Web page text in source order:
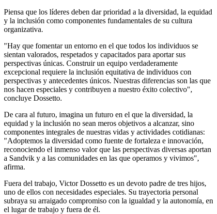
Piensa que los líderes deben dar prioridad a la diversidad, la equidad
y la inclusión como componentes fundamentales de su cultura
organizativa.
"Hay que fomentar un entorno en el que todos los individuos se
sientan valorados, respetados y capacitados para aportar sus
perspectivas únicas. Construir un equipo verdaderamente
excepcional requiere la inclusión equitativa de individuos con
perspectivas y antecedentes únicos. Nuestras diferencias son las que
nos hacen especiales y contribuyen a nuestro éxito colectivo",
concluye Dossetto.
De cara al futuro, imagina un futuro en el que la diversidad, la
equidad y la inclusión no sean meros objetivos a alcanzar, sino
componentes integrales de nuestras vidas y actividades cotidianas:
"Adoptemos la diversidad como fuente de fortaleza e innovación,
reconociendo el inmenso valor que las perspectivas diversas aportan
a Sandvik y a las comunidades en las que operamos y vivimos",
afirma.
Fuera del trabajo, Victor Dossetto es un devoto padre de tres hijos,
uno de ellos con necesidades especiales. Su trayectoria personal
subraya su arraigado compromiso con la igualdad y la autonomía, en
el lugar de trabajo y fuera de él.